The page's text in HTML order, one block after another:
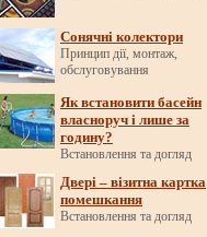
Сонячні колектори
Принцип дії, монтаж,
обслуговування
Як встановити басейн
власноруч і лише за
годину?
Встановлення та догляд
Двері – візитна картка
помешкання
Встановлення та догляд